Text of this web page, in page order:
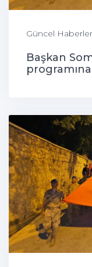
Güncel Haberler
Başkan
programına